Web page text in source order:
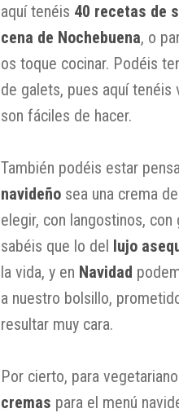
aquí tenéis 40 recetas de
cena de Nochebuena, o
os toque cocinar. Podéis
de galets, pues aquí
son fáciles de hacer.
También podéis estar
navideño sea una crema
elegir, con langostinos,
sabéis que lo del lujo
la vida, y en Navidad
a nuestro bolsillo,
resultar muy cara.
Por cierto, para
cremas para el menú